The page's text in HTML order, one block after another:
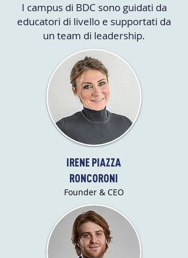
I campus di BDC sono guidati da
educatori di livello e supportati da
un team di leadership.
IRENE PIAZZA
RONCORONI
Founder & CEO